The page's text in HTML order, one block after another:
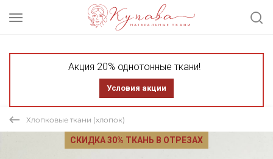
Акция 20% однотонные ткани!
Условия акции
Хлопковые ткани (хлопок)
СКИДКА 30% ТКАНЬ В ОТРЕЗАХ